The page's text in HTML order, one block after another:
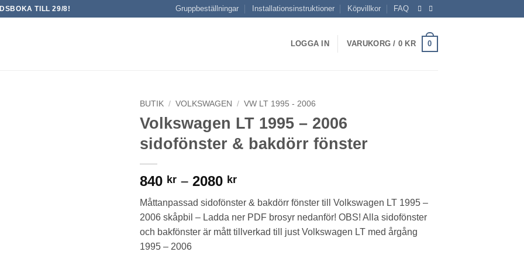
TILL 29/8! Gruppbeställningar Installationsinstruktioner Köpvillkor FAQ
LOGGA IN VARUKORG / 0 KR 0
BUTIK / VOLKSWAGEN / VW LT 1995 - 2006
Volkswagen LT 1995 – 2006
sidofönster & bakdörr fönster
840 kr – 2080 krPrisintervall:
till
2080 kr
Måttanpassad sidofönster & bakdörr fönster till Volkswagen LT 1995 –
2006 skåpbil – Ladda ner PDF brosyr nedanför! OBS! Alla sidofönster
och bakfönster är mått tillverkad till just Volkswagen LT med årgång
1995 – 2006